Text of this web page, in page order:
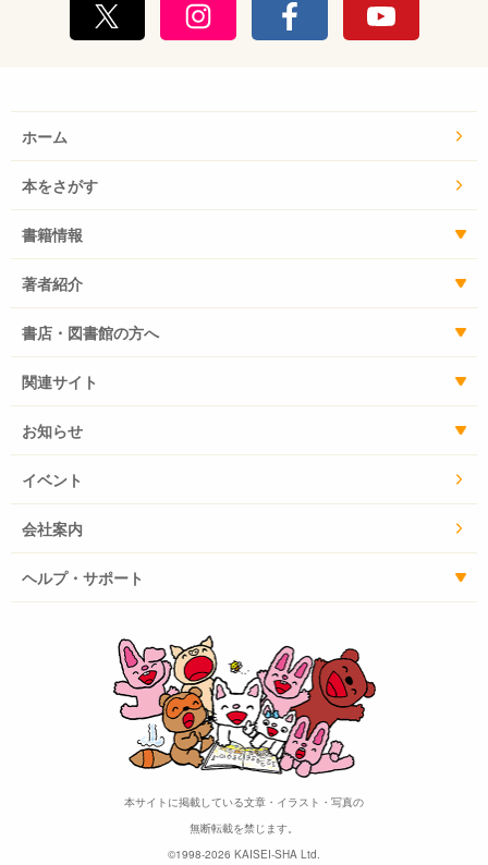
ホーム
本をさがす
書籍情報
著者紹介
書店・図書館の方へ
関連サイト
お知らせ
イベント
会社案内
ヘルプ・サポート
本サイトに掲載している文章・イラスト・写真の
無断転載を禁じます。
©1998-2026 KAISEI-SHA Ltd.